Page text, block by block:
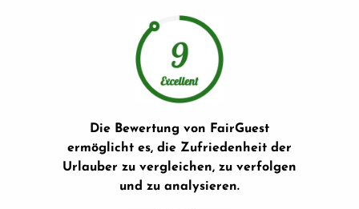
Die Bewertung von FairGuest
ermöglicht es, die Zufriedenheit der
Urlauber zu vergleichen, zu verfolgen
und zu analysieren.